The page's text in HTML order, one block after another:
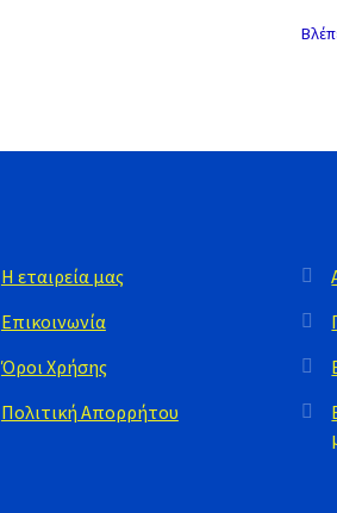
Η εταιρεία μας
Επικοινωνία
Όροι Χρήσης
Πολιτική Απορρήτου